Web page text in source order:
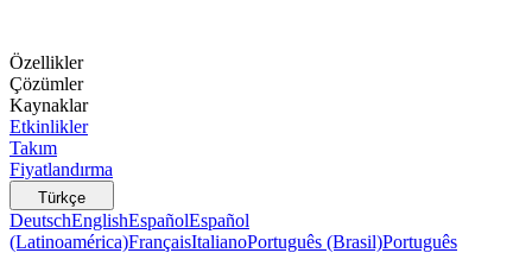
Özellikler
Çözümler
Kaynaklar
Etkinlikler
Takım
Fiyatlandırma
Türkçe
DeutschEnglishEspañolEspañol
(Latinoamérica)FrançaisItalianoPortuguês (Brasil)Português